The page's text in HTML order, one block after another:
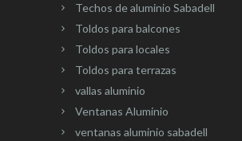
Techos de aluminio Sabadell
Toldos para balcones
Toldos para locales
Toldos para terrazas
vallas aluminio
Ventanas Aluminio
ventanas aluminio sabadell